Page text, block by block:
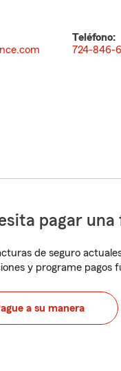
Teléfono:
724-846-
pagar una
de seguro
y programe pagos
a su manera